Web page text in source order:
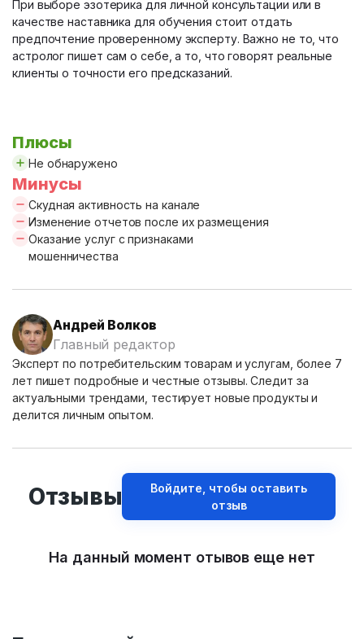
При выборе эзотерика для личной консультации или в
качестве наставника для обучения стоит отдать
предпочтение проверенному эксперту. Важно не то, что
астролог пишет сам о себе, а то, что говорят реальные
клиенты о точности его предсказаний.
Плюсы
Не обнаружено
Минусы
Скудная активность на канале
Изменение отчетов после их размещения
Оказание услуг с признаками
мошенничества
Андрей Волков
Главный редактор
Эксперт по потребительским товарам и услугам, более 7
лет пишет подробные и честные отзывы. Следит за
актуальными трендами, тестирует новые продукты и
делится личным опытом.
Отзывы
Войдите, чтобы оставить
отзыв
На данный момент отывов еще нет